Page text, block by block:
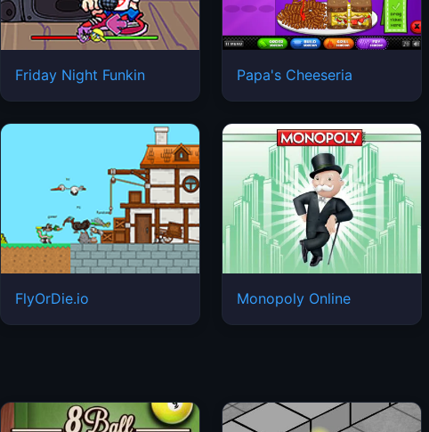
Friday Night Funkin Papa's Cheeseria
FlyOrDie.io Monopoly Online